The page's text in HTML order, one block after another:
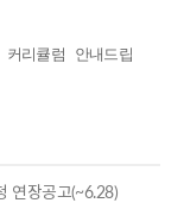
리큘럼 안내드립
연장공고(~6.28)